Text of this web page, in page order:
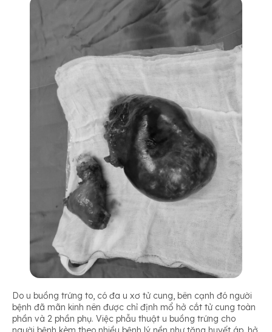
Do u buồng trứng to, có đa u xơ tử cung, bên cạnh đó người
bệnh đã mãn kinh nên được chỉ định mổ hở cắt tử cung toàn
phần và 2 phần phụ. Việc phẫu thuật u buồng trứng cho